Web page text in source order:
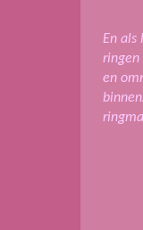
En als
ringen
en